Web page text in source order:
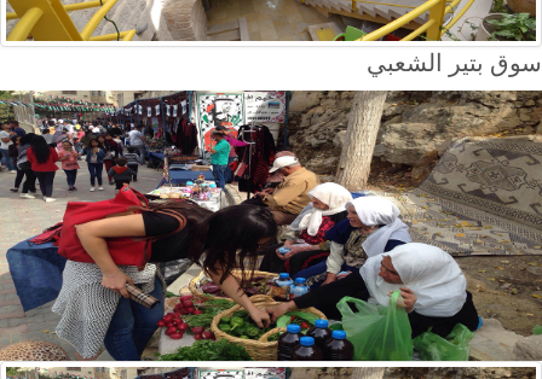
سوق بتير الشعبي